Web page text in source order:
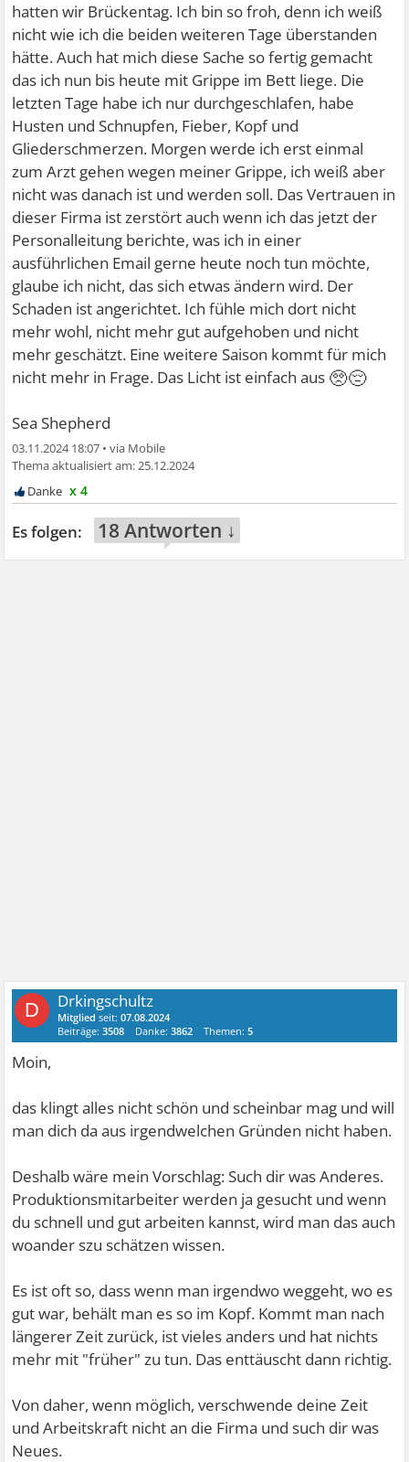
hatten wir Brückentag. Ich bin so froh, denn ich weiß
nicht wie ich die beiden weiteren Tage überstanden
hätte. Auch hat mich diese Sache so fertig gemacht
das ich nun bis heute mit Grippe im Bett liege. Die
letzten Tage habe ich nur durchgeschlafen, habe
Husten und Schnupfen, Fieber, Kopf und
Gliederschmerzen. Morgen werde ich erst einmal
zum Arzt gehen wegen meiner Grippe, ich weiß aber
nicht was danach ist und werden soll. Das Vertrauen in
dieser Firma ist zerstört auch wenn ich das jetzt der
Personalleitung berichte, was ich in einer
ausführlichen Email gerne heute noch tun möchte,
glaube ich nicht, das sich etwas ändern wird. Der
Schaden ist angerichtet. Ich fühle mich dort nicht
mehr wohl, nicht mehr gut aufgehoben und nicht
mehr geschätzt. Eine weitere Saison kommt für mich
nicht mehr in Frage. Das Licht ist einfach aus 🥺😔
Sea Shepherd
03.11.2024 18:07 •
25.12.2024
x 4
18 Antworten ↓
D Drkingschultz
Mitglied seit:07.08.2024
Beiträge:3508 Danke:3862 Themen:5
Moin,
das klingt alles nicht schön und scheinbar mag und will
man dich da aus irgendwelchen Gründen nicht haben.
Deshalb wäre mein Vorschlag: Such dir was Anderes.
Produktionsmitarbeiter werden ja gesucht und wenn
du schnell und gut arbeiten kannst, wird man das auch
woander szu schätzen wissen.
Es ist oft so, dass wenn man irgendwo weggeht, wo es
gut war, behält man es so im Kopf. Kommt man nach
längerer Zeit zurück, ist vieles anders und hat nichts
mehr mit "früher" zu tun. Das enttäuscht dann richtig.
Von daher, wenn möglich, verschwende deine Zeit
und Arbeitskraft nicht an die Firma und such dir was
Neues.